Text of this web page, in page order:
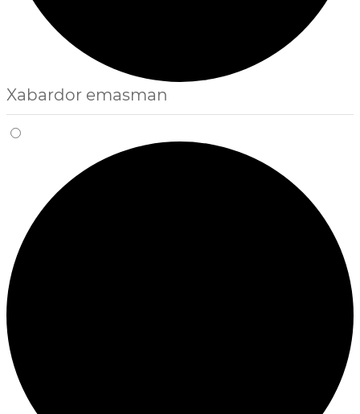
Xabardor emasman